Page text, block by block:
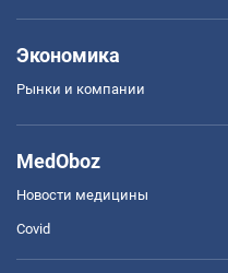
Экономика
Рынки и компании
MedOboz
Новости медицины
Covid